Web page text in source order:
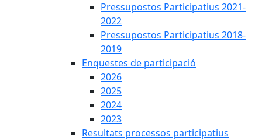
Pressupostos Participatius 2021-
2022
Pressupostos Participatius 2018-
2019
Enquestes de participació
2026
2025
2024
2023
Resultats processos participatius